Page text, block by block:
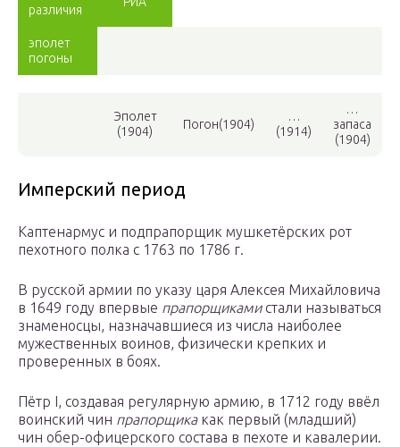
различия
эполет
погоны
Эполет
(1904)
Погон(1904)
…
(1914)
…
запаса
(1904)
Имперский период
Каптенармус и подпрапорщик мушкетёрских рот
пехотного полка с 1763 по 1786 г.
В русской армии по указу царя Алексея Михайловича
в 1649 году впервые прапорщикамистали называться
знаменосцы, назначавшиеся из числа наиболее
мужественных воинов, физически крепких и
проверенных в боях.
Пётр I, создавая регулярную армию, в 1712 году ввёл
воинский чин прапорщикакак первый (младший)
чин обер-офицерского состава в пехоте и кавалерии.